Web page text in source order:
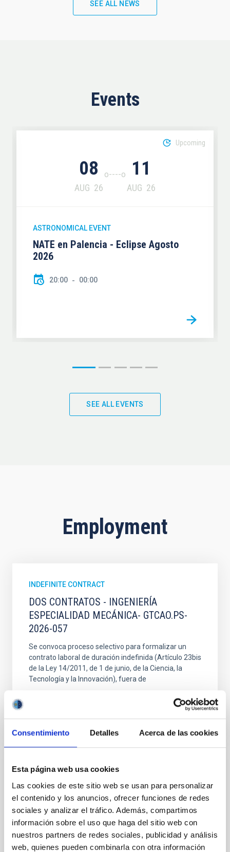
Consentimiento Detalles Acerca de las cookies
Esta página web usa cookies
Las cookies de este sitio web se usan para personalizar
el contenido y los anuncios, ofrecer funciones de redes
sociales y analizar el tráfico. Además, compartimos
información sobre el uso que haga del sitio web con
nuestros partners de redes sociales, publicidad y análisis
web, quienes pueden combinarla con otra información
SEE ALL NEWS
Events
08
AUG 26
11
AUG 26
Upcoming
ASTRONOMICAL EVENT
NATE en Palencia - Eclipse Agosto
2026
20:00 00:00
SEE ALL EVENTS
Employment
INDEFINITE CONTRACT
DOS CONTRATOS - INGENIERÍA
ESPECIALIDAD MECÁNICA- GTCAO.PS-
2026-057
Se convoca proceso selectivo para formalizar un
contrato laboral de duración indefinida (Artículo 23bis
de la Ley 14/2011, de 1 de junio, de la Ciencia, la
Tecnología y la Innovación), fuera de
PERMANENT (OPEN TO PUBLIC)
UN CONTRATO - TÉCNICO/A DE TALLER -
ESPECIALIDAD MECÁNICA- FIJO
LABORAL - PS-2026-032
Se convoca proceso selectivo para el ingreso, como
personal laboral fijo, de un puesto de trabajo con la